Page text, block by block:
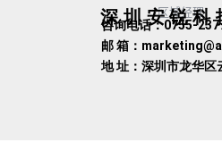
区域经理
深圳安锐科
咨询电话：0755-
邮 箱：
地 址：深圳市龙华